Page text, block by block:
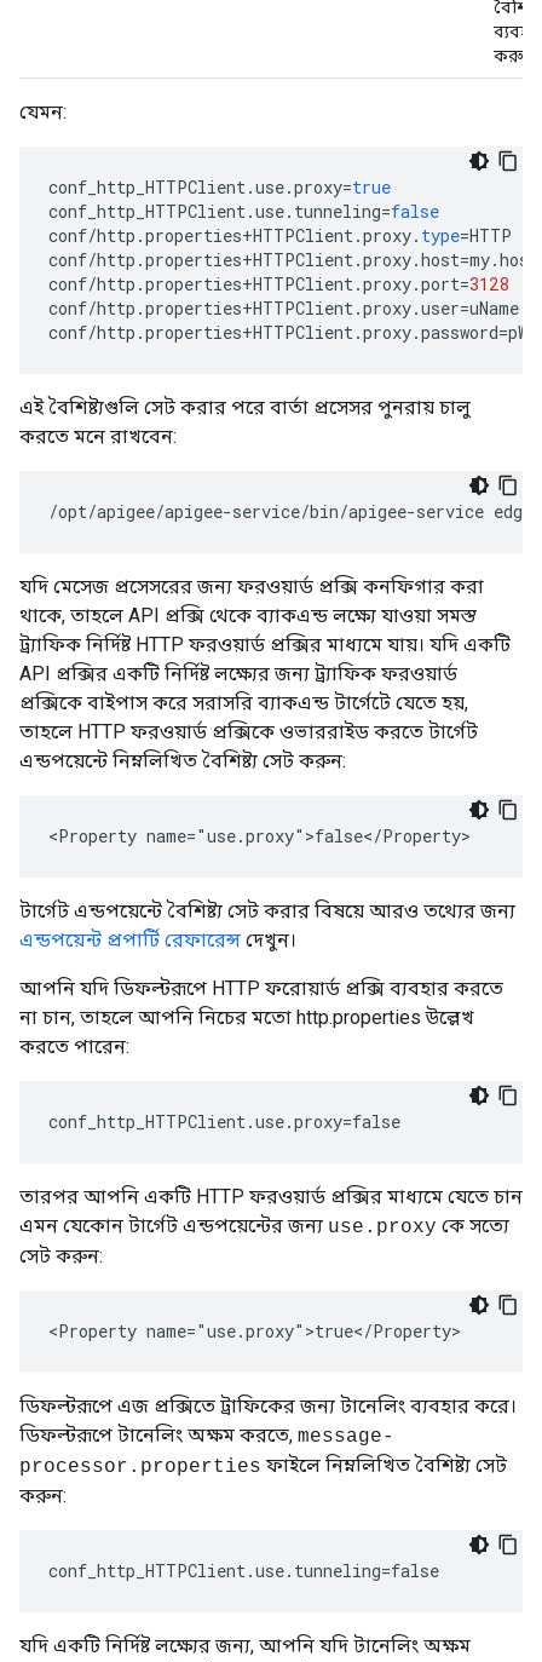
করুন।
যেমন:
conf_http_HTTPClient.use.proxy=true
conf_http_HTTPClient.use. tunneling=false
conf/http .properties+HTTPClient.proxy. type=HTTP
conf/http .properties+HTTPClient.proxy.host=my.host
conf/http .properties+HTTPClient.proxy.port=3128
conf/http .properties+HTTPClient.proxy.user=uName
conf/http .properties+HTTPClient.proxy.password=
এই বৈশিষ্ট্যগুলি সেট করার পরে বার্তা প্রসেসর পুনরায় চালু
করতে মনে রাখবেন:
/opt/apigee/apigee-service/bin/apigee-service
যদি মেসেজ প্রসেসরের জন্য ফরওয়ার্ড প্রক্সি কনফিগার করা
থাকে, তাহলে API প্রক্সি থেকে ব্যাকএন্ড লক্ষ্যে যাওয়া সমস্ত
ট্র্যাফিক নির্দিষ্ট HTTP ফরওয়ার্ড প্রক্সির মাধ্যমে যায়। যদি একটি
API প্রক্সির একটি নির্দিষ্ট লক্ষ্যের জন্য ট্র্যাফিক ফরওয়ার্ড
প্রক্সিকে বাইপাস করে সরাসরি ব্যাকএন্ড টার্গেটে যেতে হয়,
তাহলে HTTP ফরওয়ার্ড প্রক্সিকে ওভাররাইড করতে টার্গেট
এন্ডপয়েন্টে নিম্নলিখিত বৈশিষ্ট্য সেট করুন:
<Property name="use.proxy">false</Property>
টার্গেট এন্ডপয়েন্টে বৈশিষ্ট্য সেট করার বিষয়ে আরও তথ্যের জন্য
এন্ডপয়েন্ট প্রপার্টি রেফারেন্স দেখুন।
আপনি যদি ডিফল্টরূপে HTTP ফরোয়ার্ড প্রক্সি ব্যবহার করতে
না চান, তাহলে আপনি নিচের মতো http.properties উল্লেখ
করতে পারেন:
conf_http_HTTPClient.use.proxy=false
তারপর আপনি একটি HTTP ফরওয়ার্ড প্রক্সির মাধ্যমে যেতে চান
এমন যেকোন টার্গেট এন্ডপয়েন্টের জন্য use.proxy কে সত্যে
সেট করুন:
<Property name="use.proxy">true</Property>
ডিফল্টরূপে এজ প্রক্সিতে ট্রাফিকের জন্য টানেলিং ব্যবহার করে।
ডিফল্টরূপে টানেলিং অক্ষম করতে, message-
processor.properties ফাইলে নিম্নলিখিত বৈশিষ্ট্য সেট
করুন:
conf_http_HTTPClient.use.tunneling=false
যদি একটি নির্দিষ্ট লক্ষ্যের জন্য, আপনি যদি টানেলিং অক্ষম